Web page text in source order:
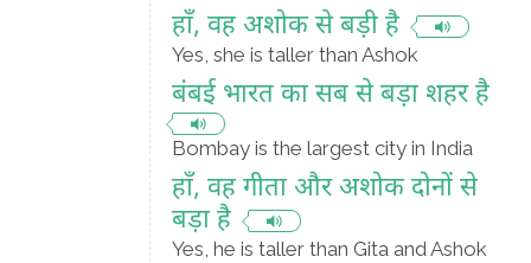
हाँ, वह अशोक से बड़ी है
Yes, she is taller than Ashok
बंबई भारत का सब से बड़ा शहर है
Bombay is the largest city in India
हाँ, वह गीता और अशोक दोनों से
बड़ा है
Yes, he is taller than Gita and Ashok